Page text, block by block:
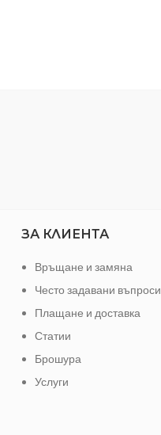
ЗА КЛИЕНТА
Връщане и замяна
Често задавани въпроси
Плащане и доставка
Статии
Брошура
Услуги